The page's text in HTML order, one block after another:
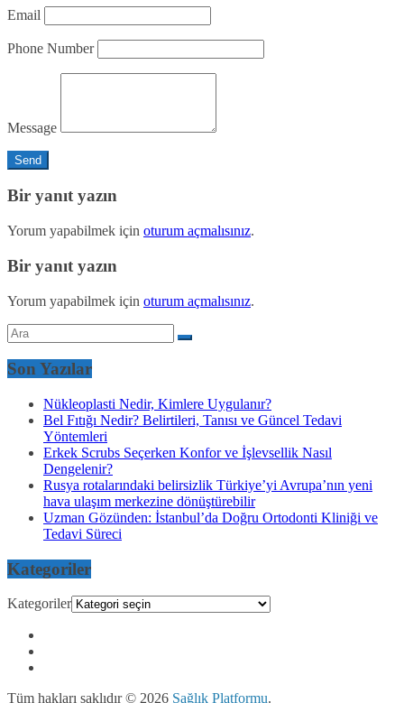
Email
Phone Number
Message
Bir yanıt yazın
Yorum yapabilmek için oturum açmalısınız.
Bir yanıt yazın
Yorum yapabilmek için oturum açmalısınız.
Son Yazılar
Nükleoplasti Nedir, Kimlere Uygulanır?
Bel Fıtığı Nedir? Belirtileri, Tanısı ve Güncel Tedavi
Yöntemleri
Erkek Scrubs Seçerken Konfor ve İşlevsellik Nasıl
Dengelenir?
Rusya rotalarındaki belirsizlik Türkiye’yi Avrupa’nın yeni
hava ulaşım merkezine dönüştürebilir
Uzman Gözünden: İstanbul’da Doğru Ortodonti Kliniği ve
Tedavi Süreci
Kategoriler
Kategoriler
Tüm hakları saklıdır © 2026 Sağlık Platformu.